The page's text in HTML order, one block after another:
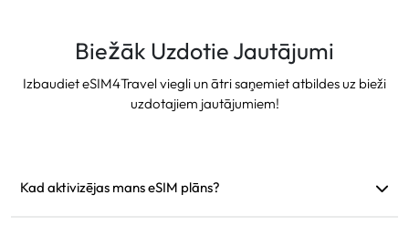
Biežāk Uzdotie Jautājumi
Izbaudiet eSIM4Travel viegli un ātri saņemiet atbildes uz bieži
uzdotajiem jautājumiem!
Kad aktivizējas mans eSIM plāns?